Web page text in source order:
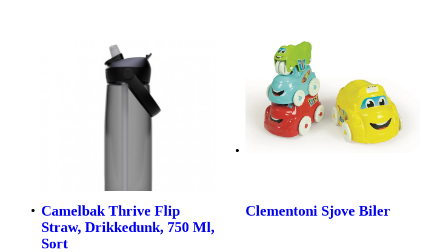
Camelbak Thrive Flip
Straw, Drikkedunk, 750 Ml,
Sort
Clementoni Sjove Biler